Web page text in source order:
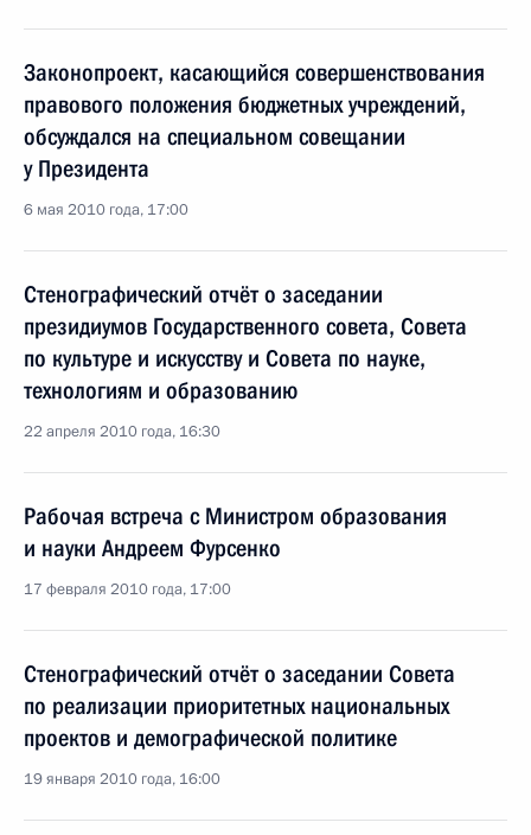
Законопроект, касающийся совершенствования
правового положения бюджетных учреждений,
обсуждался на специальном совещании
у Президента
6 мая 2010 года, 17:00
Стенографический отчёт о заседании
президиумов Государственного совета, Совета
по культуре и искусству и Совета по науке,
технологиям и образованию
22 апреля 2010 года, 16:30
Рабочая встреча с Министром образования
и науки Андреем Фурсенко
17 февраля 2010 года, 17:00
Стенографический отчёт о заседании Совета
по реализации приоритетных национальных
проектов и демографической политике
19 января 2010 года, 16:00